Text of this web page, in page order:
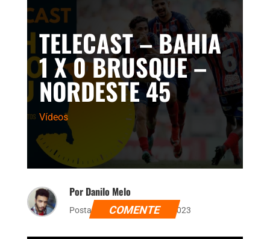
TELECAST – BAHIA
1 X 0 BRUSQUE –
NORDESTE 45
Vídeos
Por Danilo Melo
Postado dia 3 de janeiro de 2023
COMENTE